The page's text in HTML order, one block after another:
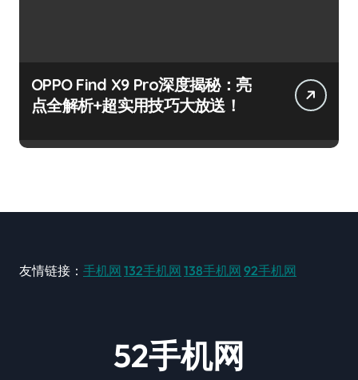
OPPO Find X9 Pro深度揭秘：亮
点全解析+超实用技巧大放送！
友情链接： 手机网 132手机网 138手机网 92手机网
52手机网